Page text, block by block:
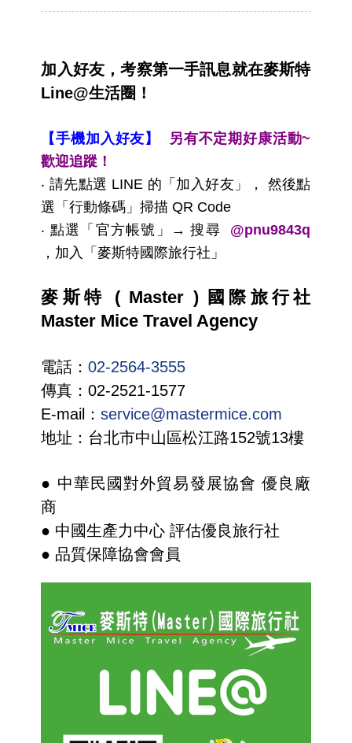
加入好友，考察第一手訊息就在麥斯特
Line@生活圈！
【手機加入好友】
另有不定期好康活動~
歡迎追蹤！
‧ 請先點選 LINE 的「加入好友」， 然後點
選「行動條碼」掃描 QR Code
‧ 點選「官方帳號」→ 搜尋 @pnu9843q
，加入「麥斯特國際旅行社」
麥斯特 ( Master ) 國際旅行社
Master Mice Travel Agency
電話：02-2564-3555
傳真：02-2521-1577
E-mail：service@mastermice.com
地址：台北市中山區松江路152號13樓
● 中華民國對外貿易發展協會 優良廠
商
● 中國生產力中心 評估優良旅行社
● 品質保障協會會員